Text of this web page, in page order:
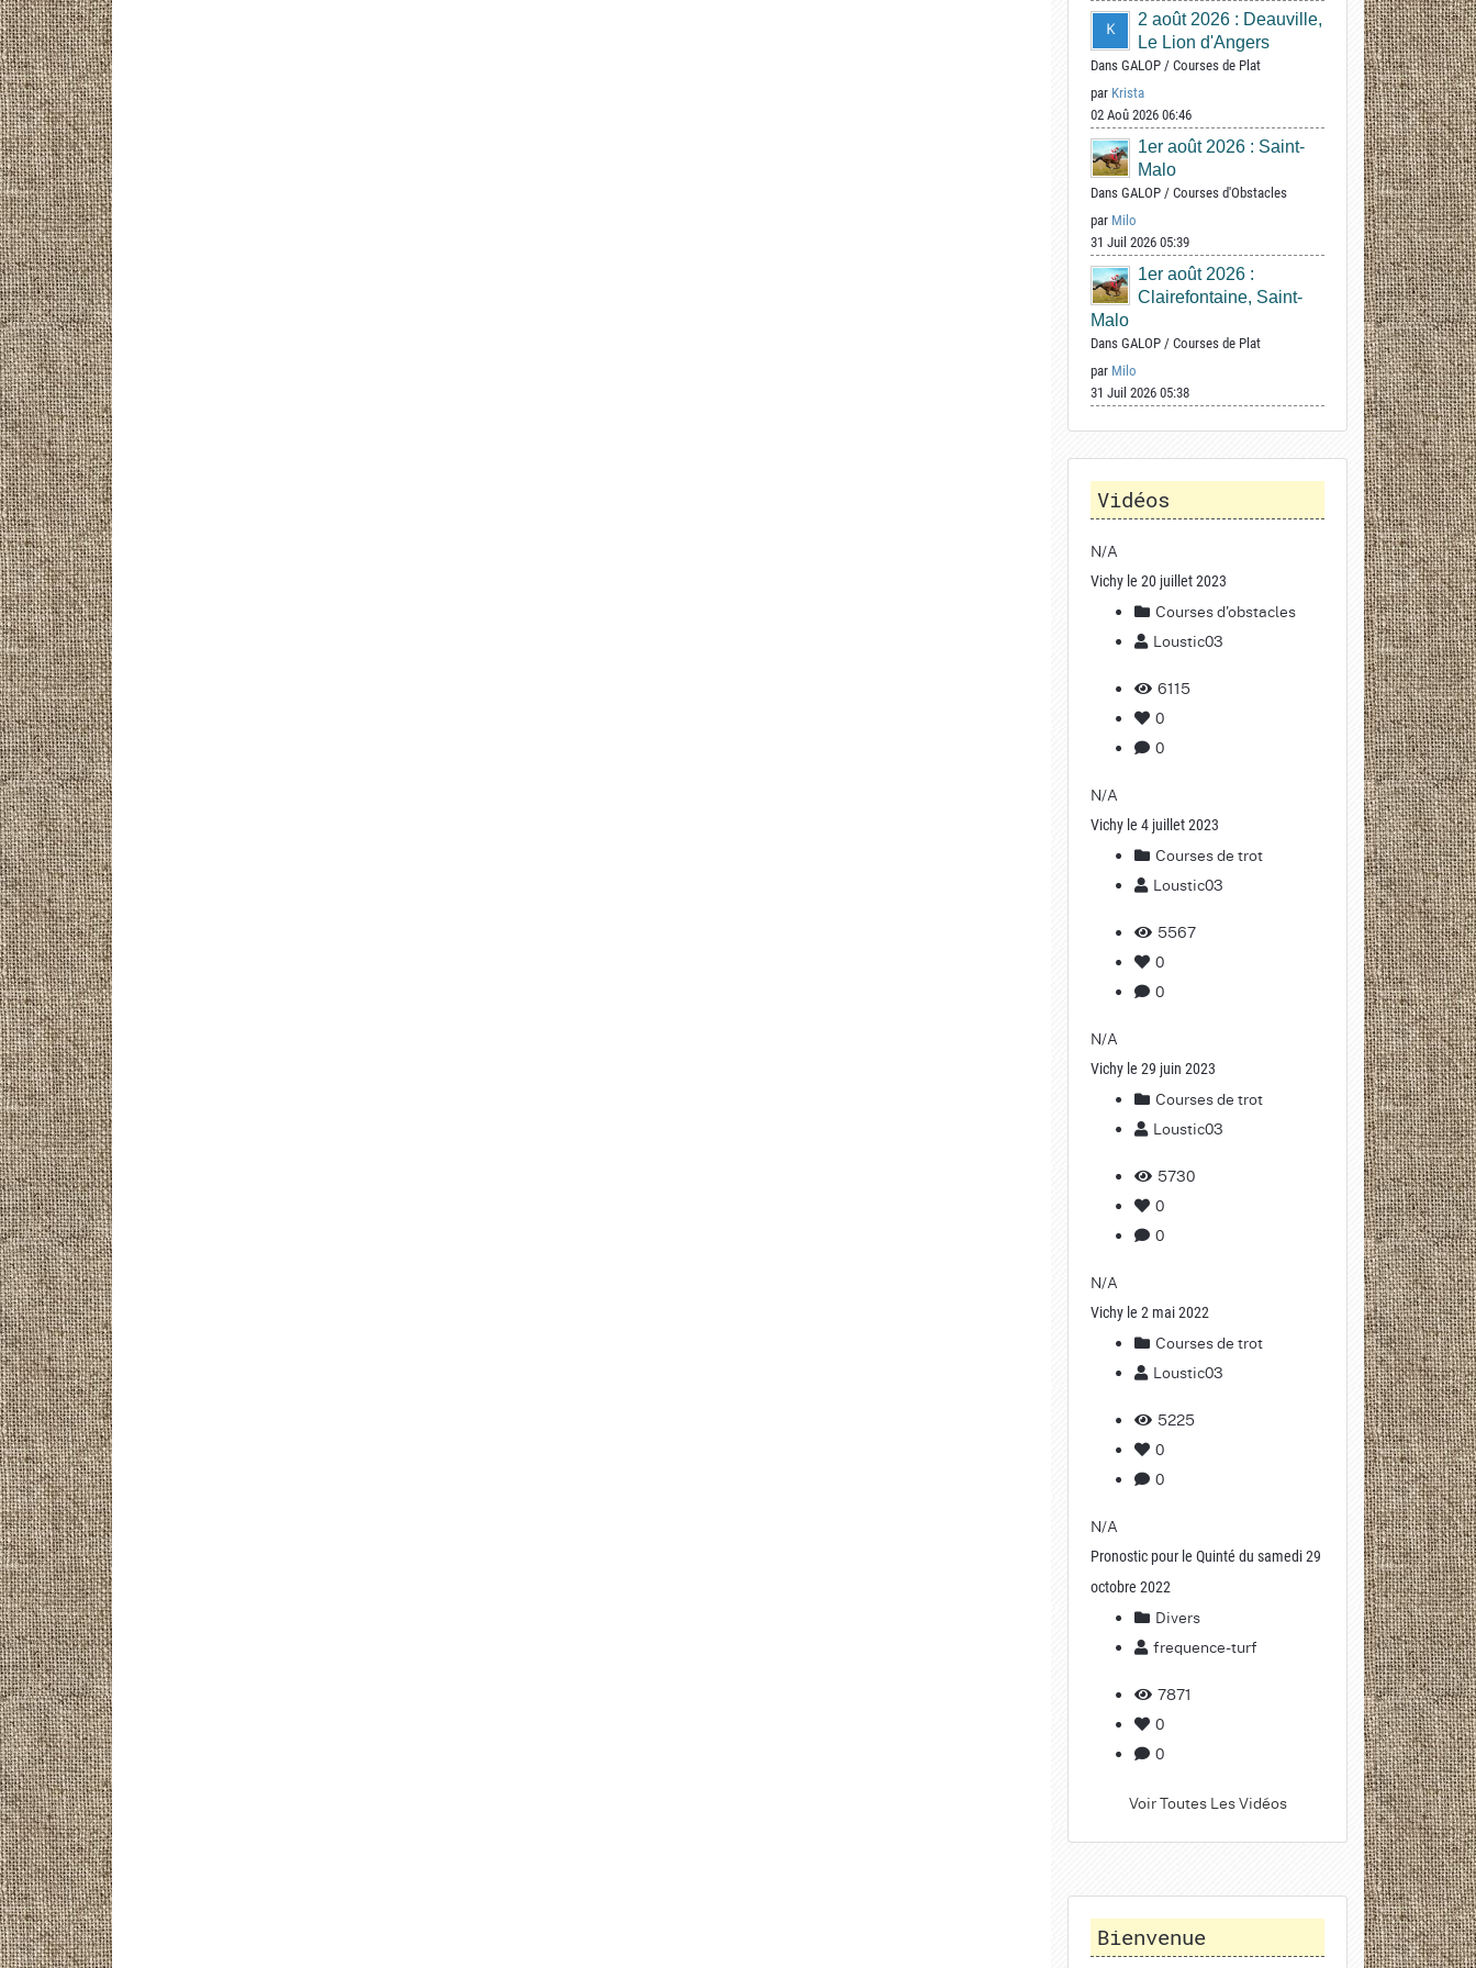
2 août 2026 : Deauville,
Le Lion d'Angers
Dans GALOP / Courses de Plat
par Krista
02 Aoû 2026 06:46
1er août 2026 : Saint-
Malo
Dans GALOP / Courses d'Obstacles
par Milo
31 Juil 2026 05:39
1er août 2026 :
Clairefontaine, Saint-
Malo
Dans GALOP / Courses de Plat
par Milo
31 Juil 2026 05:38
Vidéos
N/A
Vichy le 20 juillet 2023
Courses d'obstacles
Loustic03
6115
0
0
N/A
Vichy le 4 juillet 2023
Courses de trot
Loustic03
5567
0
0
N/A
Vichy le 29 juin 2023
Courses de trot
Loustic03
5730
0
0
N/A
Vichy le 2 mai 2022
Courses de trot
Loustic03
5225
0
0
N/A
Pronostic pour le Quinté du samedi 29
octobre 2022
Divers
frequence-turf
7871
0
0
Voir Toutes Les Vidéos
Bienvenue